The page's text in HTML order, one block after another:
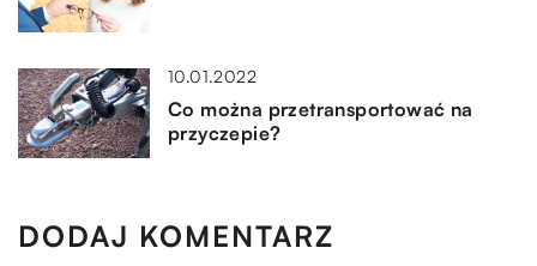
10.01.2022
Co można przetransportować na
przyczepie?
DODAJ KOMENTARZ